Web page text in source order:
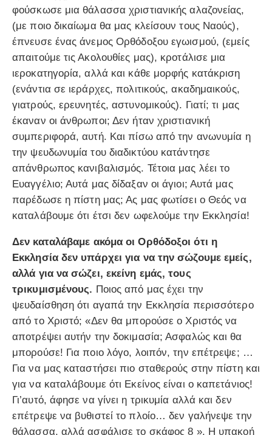
φούσκωσε μια θάλασσα χριστιανικής αλαζονείας,
(με ποιο δικαίωμα θα μας κλείσουν τους Ναούς),
έπνευσε ένας άνεμος Ορθόδοξου εγωισμού, (εμείς
απαιτούμε τις Ακολουθίες μας), κροτάλισε μια
ιεροκατηγορία, αλλά και κάθε μορφής κατάκριση
(ενάντια σε ιεράρχες, πολιτικούς, ακαδημαικούς,
γιατρούς, ερευνητές, αστυνομικούς). Γιατί; τι μας
έκαναν οι άνθρωποι; Δεν ήταν χριστιανική
συμπεριφορά, αυτή. Και πίσω από την ανωνυμία η
την ψευδωνυμία του διαδικτύου κατάντησε
απάνθρωπος κανιβαλισμός. Τέτοια μας λέει το
Ευαγγέλιο; Αυτά μας δίδαξαν οι άγιοι; Αυτά μας
παρέδωσε η πίστη μας; Ας μας φωτίσει ο Θεός να
καταλάβουμε ότι έτσι δεν ωφελούμε την Εκκλησία!
Δεν καταλάβαμε ακόμα οι Ορθόδοξοι ότι η
Εκκλησία δεν υπάρχει για να την σώζουμε εμείς,
αλλά για να σώζει, εκείνη εμάς, τους
τρικυμισμένους. Ποιος από μας έχει την
ψευδαίσθηση ότι αγαπά την Εκκλησία περισσότερο
από το Χριστό; «Δεν θα μπορούσε ο Χριστός να
αποτρέψει αυτήν την δοκιμασία; Ασφαλώς και θα
μπορούσε! Για ποιο λόγο, λοιπόν, την επέτρεψε; …
Για να μας καταστήσει πιο σταθερούς στην πίστη και
για να καταλάβουμε ότι Εκείνος είναι ο καπετάνιος!
Γι’αυτό, άφησε να γίνει η τρικυμία αλλά και δεν
επέτρεψε να βυθιστεί το πλοίο… δεν γαλήνεψε την
θάλασσα, αλλά ασφάλισε το σκάφος 8 ». Η υπακοή